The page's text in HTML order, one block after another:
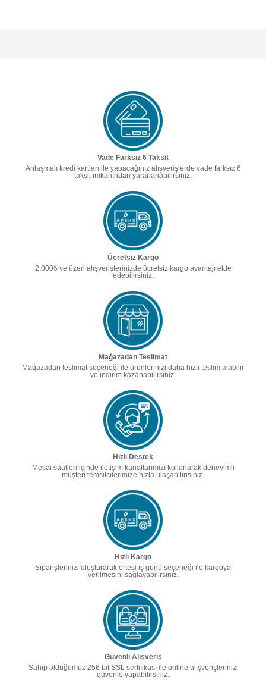
Vade Farksız 6 Taksit
Anlaşmalı kredi kartları ile yapacağınız alışverişlerde vade farksız 6
taksit imkanından yararlanabilirsiniz.
Ücretsiz Kargo
2.000₺ ve üzeri alışverişlerinizde ücretsiz kargo avantajı elde
edebilirsiniz.
Mağazadan Teslimat
Mağazadan teslimat seçeneği ile ürünlerinizi daha hızlı teslim alabilir
ve indirim kazanabilirsiniz.
Hızlı Destek
Mesai saatleri içinde iletişim kanallarımızı kullanarak deneyimli
müşteri temsilcilerimize hızla ulaşabilirisiniz.
Hızlı Kargo
Siparişlerinizi oluşturarak ertesi iş günü seçeneği ile kargoya
verilmesini sağlayabilirsiniz.
Güvenli Alışveriş
Sahip olduğumuz 256 bit SSL sertifikası ile online alışverişlerinizi
güvenle yapabilirsiniz.